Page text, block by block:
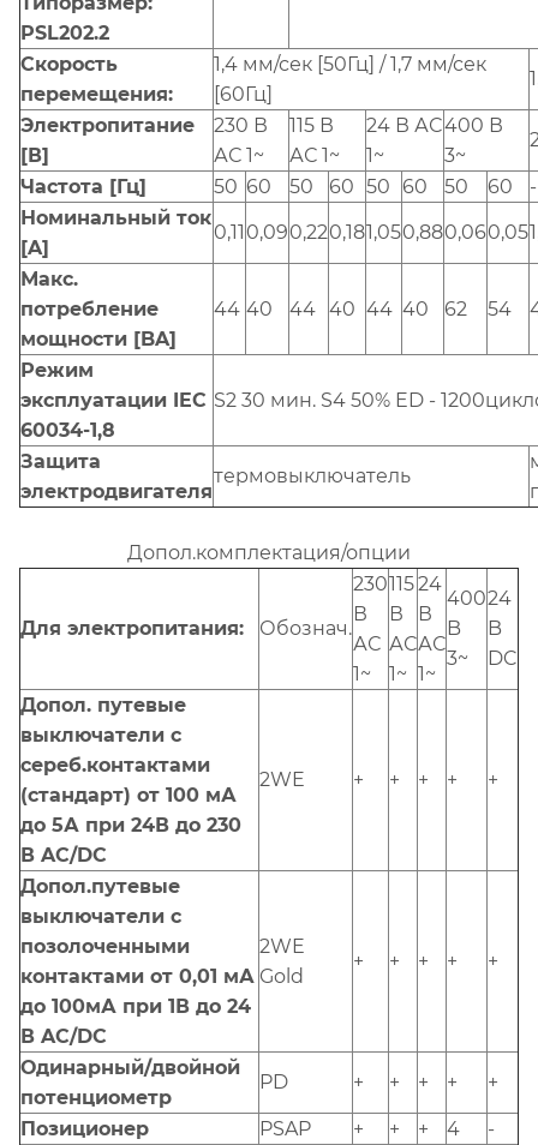
PSL202.2
Скорость
перемещения:
1,4 мм/сек [50Гц] / 1,7 мм/сек
[60Гц]
Электропитание
[В]
230 В
АС 1~
115 В
АС 1~
24 В АС
1~
400 В
3~
Частота [Гц] 50 60 50 60 50 60 50 60
-
Номинальный ток
[A]
0,11 0,090,220,181,050,880,060,05
Макс.
потребление
мощности [BA]
44 40 44 40 44 40 62 54
Режим
эксплуатации IEC
60034-1,8
S2 30 мин. S4 50% ED -
Защита
электродвигателя
термовыключатель
Допол.комплектация/опции
Для электропитания: Обознач.
230
В
АС
1~
115
В
АС
1~
24
В
АС
1~
400
B
3~
24
B
DC
Допол. путевые
выключатели с
сереб.контактами
(стандарт) от 100 мА
до 5А при 24В до 230
В AC/DC
2WE + + + + +
Допол.путевые
выключатели с
позолоченными
контактами от 0,01 мА
до 100мА при 1В до 24
В AC/DC
2WE
Gold
+ + + + +
Одинарный/двойной
потенциометр
PD + + + + +
Позиционер PSAP + + + 4
-